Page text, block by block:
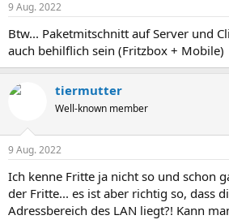
9 Aug. 2022
Btw... Paketmitschnitt auf Server und
auch behilflich sein (Fritzbox + Mobile)
tiermutter
Well-known member
9 Aug. 2022
Ich kenne Fritte ja nicht so und schon
der Fritte... es ist aber richtig so, dass
Adressbereich des LAN liegt?! Kann